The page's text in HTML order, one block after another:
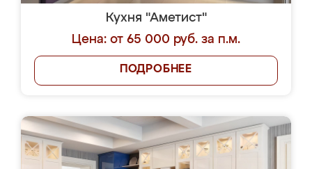
Кухня "Аметист"
Цена: от 65 000 руб. за п.м.
ПОДРОБНЕЕ